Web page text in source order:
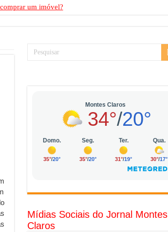
um imóvel?
polo empresarial da Vila Olímpia, em São Paulo
e o Que Muda
mais de R$ 10 mil no digital
lucro seguro com solar, eólica e hidrogênio verde
seu imóvel
no mercadoMídias Sociais do Jornal Montes
Claros